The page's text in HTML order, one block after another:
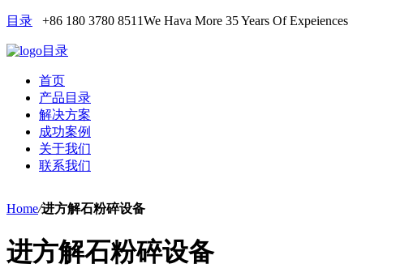
目录 +86 180 3780 8511We Hava More 35 Years Of Expeiences
目录
首页
产品目录
解决方案
成功案例
关于我们
联系我们
Home/进方解石粉碎设备
进方解石粉碎设备